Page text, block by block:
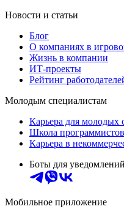
Новости и статьи
Блог
О компаниях в
Жизнь в компании
ИТ-проекты
Рейтинг
Молодым специалистам
Карьера для молодых
Школа программистов
Карьера в
Боты для уведомлений
Мобильное приложение